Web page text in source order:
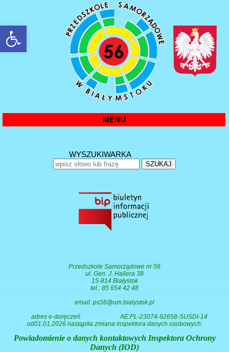
rozwiń/zwiń panel
MENU
WYSZUKIWARKA
SZUKAJ
Przedszkole Samorządowe nr 56
ul. Gen. J. Hallera 38
15-814 Białystok
tel.: 85 654 42 48
email: ps56@um.bialystok.pl
adres e-doręczeń:AE:PL-23074-92658-SUSDI-14
od01.01.2026 nastąpiła zmiana inspektora danych osobowych:
Powiadomienie o danych kontaktowych Inspektora Ochrony
Danych (IOD)